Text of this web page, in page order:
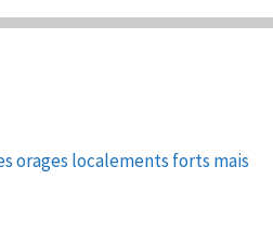
orages localements forts mais